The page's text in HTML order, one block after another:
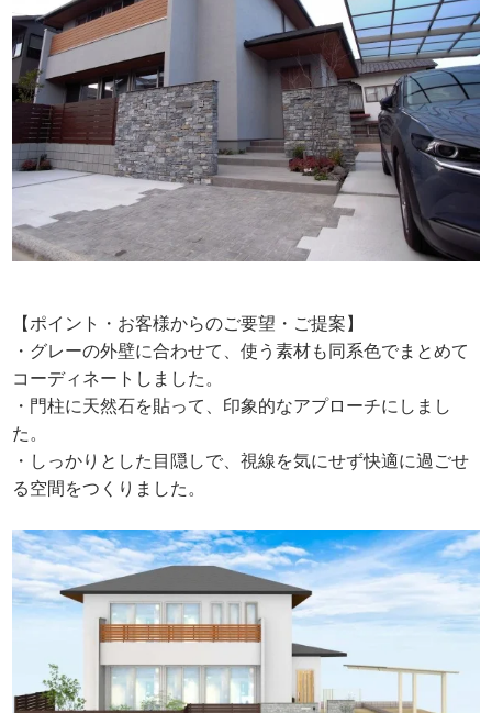
【ポイント・お客様からのご要望・ご提案】
・グレーの外壁に合わせて、使う素材も同系色でまとめて
コーディネートしました。
・門柱に天然石を貼って、印象的なアプローチにしまし
た。
・しっかりとした目隠しで、視線を気にせず快適に過ごせ
る空間をつくりました。